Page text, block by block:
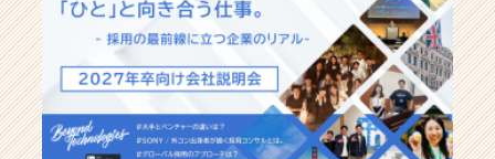
社
の
明
一
覧